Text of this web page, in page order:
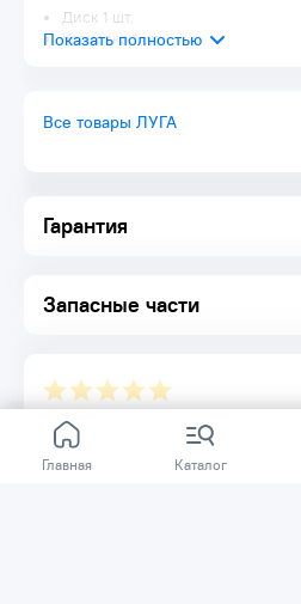
Главная Каталог
Гарантия
Запасные части
Диск 1 шт.
Упаковка 1 шт.
Все товары ЛУГА
Отзывов ещё нет.
Расскажите о товаре, который